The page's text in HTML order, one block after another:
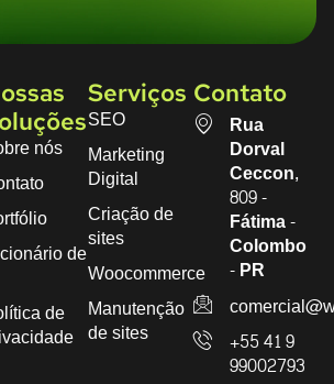
nós
de
de
Serviços
SEO
Marketing
Digital
Criação de
sites
Woocommerce
Manutenção
de sites
Contato
Rua
Dorval
Ceccon,
809 -
Fátima -
Colombo
- PR
+55 41 9
99002793